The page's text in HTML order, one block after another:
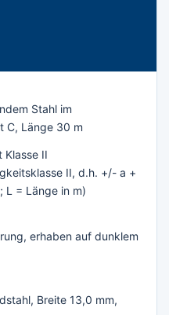
Stahl im
C, Länge 30 m
Klasse II
II, d.h. +/- a +
L = Länge in m)
erhaben auf dunklem
Breite 13,0 mm,